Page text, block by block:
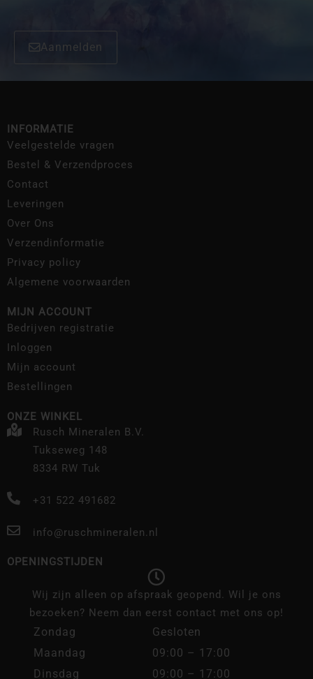
Aanmelden
INFORMATIE
Veelgestelde vragen
Bestel & Verzendproces
Contact
Leveringen
Over Ons
Verzendinformatie
Privacy policy
Algemene voorwaarden
MIJN ACCOUNT
Bedrijven registratie
Inloggen
Mijn account
Bestellingen
ONZE WINKEL
Rusch Mineralen B.V.
Tukseweg 148
8334 RW Tuk
+31 522 491682
info@ruschmineralen.nl
OPENINGSTIJDEN
Wij zijn alleen op afspraak geopend. Wil je ons
bezoeken? Neem dan eerst contact met ons op!
Zondag
Gesloten
Maandag
09:00 – 17:00
Dinsdag
09:00 – 17:00